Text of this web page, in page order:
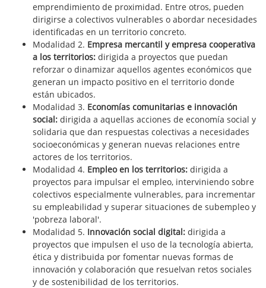
emprendimiento de proximidad. Entre otros, pueden
dirigirse a colectivos vulnerables o abordar necesidades
identificadas en un territorio concreto.
Modalidad 2. Empresa mercantil y empresa cooperativa
a los territorios: dirigida a proyectos que puedan
reforzar o dinamizar aquellos agentes económicos que
generan un impacto positivo en el territorio donde
están ubicados.
Modalidad 3. Economías comunitarias e innovación
social: dirigida a aquellas acciones de economía social y
solidaria que dan respuestas colectivas a necesidades
socioeconómicas y generan nuevas relaciones entre
actores de los territorios.
Modalidad 4. Empleo en los territorios: dirigida a
proyectos para impulsar el empleo, interviniendo sobre
colectivos especialmente vulnerables, para incrementar
su empleabilidad y superar situaciones de subempleo y
'pobreza laboral'.
Modalidad 5. Innovación social digital: dirigida a
proyectos que impulsen el uso de la tecnología abierta,
ética y distribuida por fomentar nuevas formas de
innovación y colaboración que resuelvan retos sociales
y de sostenibilidad de los territorios.